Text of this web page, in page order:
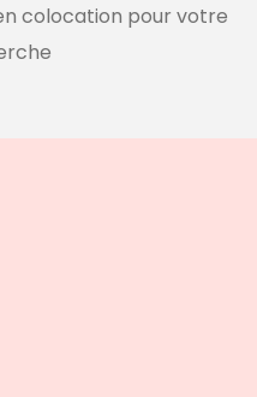
colocation pour votre